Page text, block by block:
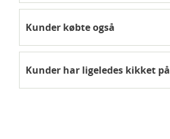
Kunder købte også
Kunder har ligeledes kikket på